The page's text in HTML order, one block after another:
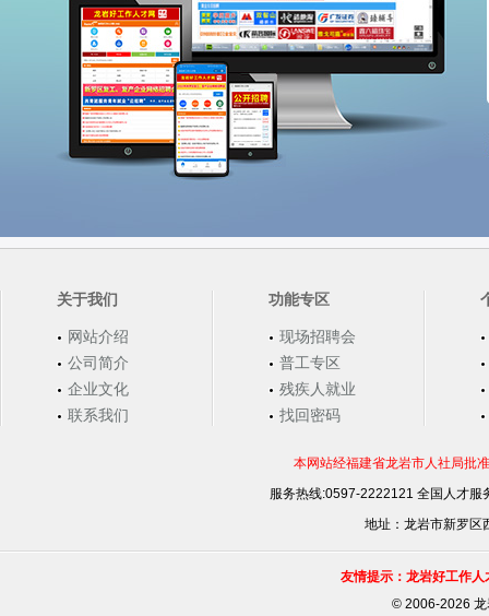
关于我们
网站介绍
公司简介
企业文化
联系我们
功能专区
现场招聘会
普工专区
残疾人就业
找回密码
本网站经福建省龙岩市人社局批
服务热线:0597-2222121 全国人才
地址：龙岩市新罗区
友情提示：龙岩好工作
©2006-2026 龙